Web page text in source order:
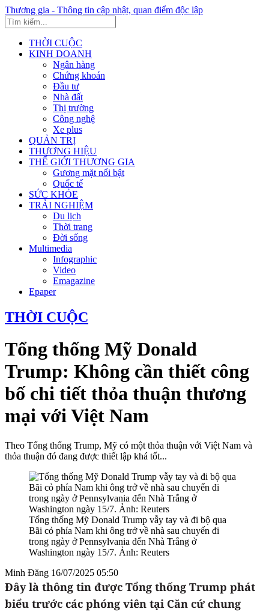
Thương gia - Thông tin cập nhật, quan điểm độc lập
THỜI CUỘC
KINH DOANH
Ngân hàng
Chứng khoán
Đầu tư
Nhà đất
Thị trường
Công nghệ
Xe plus
QUẢN TRỊ
THƯƠNG HIỆU
THẾ GIỚI THƯƠNG GIA
Gương mặt nổi bật
Quốc tế
SỨC KHỎE
TRẢI NGHIỆM
Du lịch
Thời trang
Đời sống
Multimedia
Infographic
Video
Emagazine
Epaper
THỜI CUỘC
Tổng thống Mỹ Donald
Trump: Không cần thiết công
bố chi tiết thỏa thuận thương
mại với Việt Nam
Theo Tổng thống Trump, Mỹ có một thỏa thuận với Việt Nam và
thỏa thuận đó đang được thiết lập khá tốt...
Tổng thống Mỹ Donald Trump vẫy tay và đi bộ qua
Bãi cỏ phía Nam khi ông trở về nhà sau chuyến đi
trong ngày ở Pennsylvania đến Nhà Trắng ở
Washington ngày 15/7. Ảnh: Reuters
Minh Đăng 16/07/2025 05:50
Đây là thông tin được Tổng thống Trump phát
biểu trước các phóng viên tại Căn cứ chung